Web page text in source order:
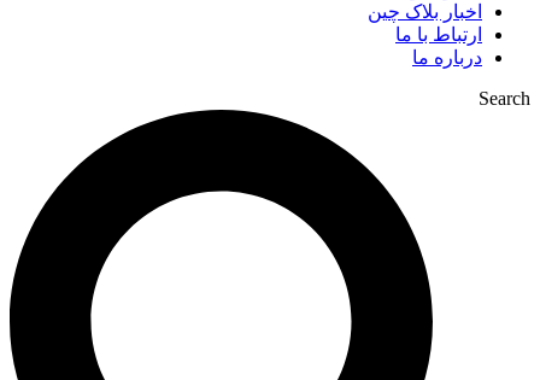
اخبار بلاک چین
ارتباط با ما
درباره ما
Search